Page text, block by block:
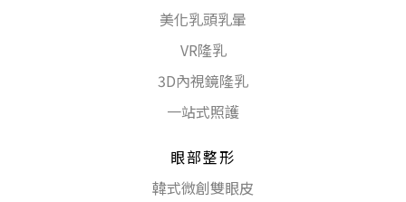
美化乳頭乳暈
VR隆乳
3D內視鏡隆乳
一站式照護
眼部整形
韓式微創雙眼皮